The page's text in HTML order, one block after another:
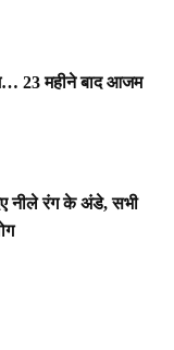
23 महीने बाद आजम
नीले रंग के अंडे, सभी